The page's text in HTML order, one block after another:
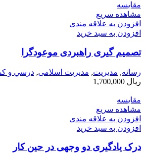
مقایسه
مشاهده سریع
افزودن به علاقه مندی
افزودن به سبد خرید
تصمیم گیری راهبردی موعودگرا
رسانه, مديريت, مدیریت اسلامی, درسي و
ریال
مقایسه
مشاهده سریع
افزودن به علاقه مندی
افزودن به سبد خرید
درک یادگیری دو وجهی در حین کار